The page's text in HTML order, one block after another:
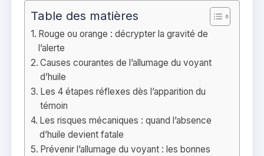
Table des matières
Rouge ou orange : décrypter la gravité de
l’alerte
Causes courantes de l’allumage du voyant
d’huile
Les 4 étapes réflexes dès l’apparition du
témoin
Les risques mécaniques : quand l’absence
d’huile devient fatale
Prévenir l’allumage du voyant : les bonnes